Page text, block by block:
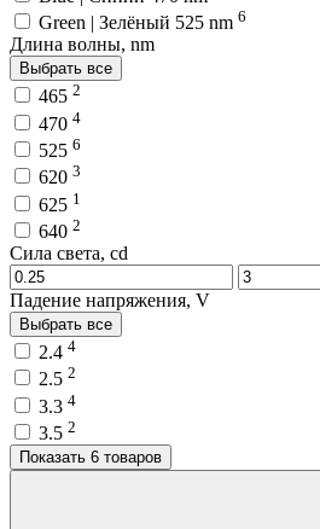
Green | Зелёный 525 nm 6
Длина волны, nm
Выбрать все
465 2
470 4
525 6
620 3
625 1
640 2
Сила света, cd
Падение напряжения, V
Выбрать все
2.4 4
2.5 2
3.3 4
3.5 2
Показать 6 товаров